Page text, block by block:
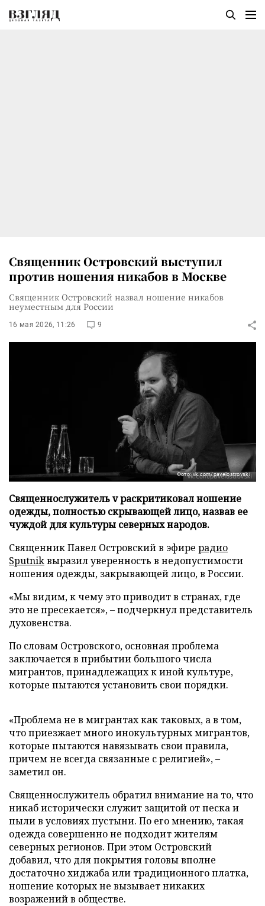
Священник Островский выступил
против ношения никабов в Москве
Священник Островский назвал ношение никабов
неуместным для России
16 мая 2026, 11:26 9
Фото: vk.com/pavelostrovski
Cвященнослужитель v раскритиковал ношение
одежды, полностью скрывающей лицо, назвав ее
чуждой для культуры северных народов.
Священник Павел Островский в эфире радио
Sputnikвыразил уверенность в недопустимости
ношения одежды, закрывающей лицо, в России.
«Мы видим, к чему это приводит в странах, где
это не пресекается», – подчеркнул представитель
духовенства.
По словам Островского, основная проблема
заключается в прибытии большого числа
мигрантов, принадлежащих к иной культуре,
которые пытаются установить свои порядки.
«Проблема не в мигрантах как таковых, а в том,
что приезжает много инокультурных мигрантов,
которые пытаются навязывать свои правила,
причем не всегда связанные с религией», –
заметил он.
Священнослужитель обратил внимание на то, что
никаб исторически служит защитой от песка и
пыли в условиях пустыни. По его мнению, такая
одежда совершенно не подходит жителям
северных регионов. При этом Островский
добавил, что для покрытия головы вполне
достаточно хиджаба или традиционного платка,
ношение которых не вызывает никаких
возражений в обществе.